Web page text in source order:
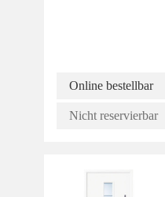
Online bestellbar
Nicht reservierbar